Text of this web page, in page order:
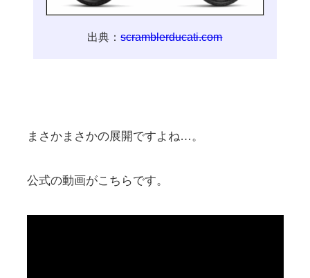
出典：scramblerducati.com
まさかまさかの展開ですよね…。
公式の動画がこちらです。